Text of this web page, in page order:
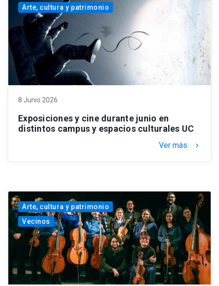
Arte, cultura y patrimonio
8 Junio 2026
Exposiciones y cine durante junio en
distintos campus y espacios culturales UC
Ver más keyboard_arrow_right
Arte, cultura y patrimonio
Vecinos